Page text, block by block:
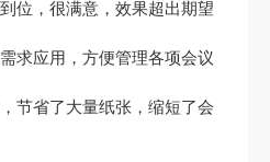
位，很满意，效果超出期望
求应用，方便管理各项会议
节省了大量纸张，缩短了会